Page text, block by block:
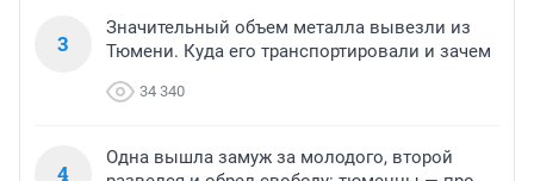
3
Значительный объем металла вывезли из
Тюмени. Куда его транспортировали и зачем
34 340
4
Одна вышла замуж за молодого, второй